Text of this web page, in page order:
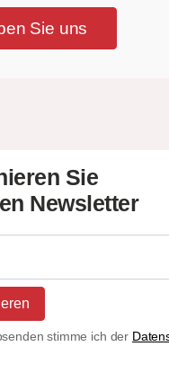
Sie uns
Sie
Newsletter
stimme ich der